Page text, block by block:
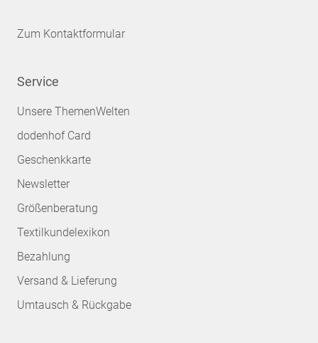
Zum Kontaktformular
Service
Unsere ThemenWelten
dodenhof Card
Geschenkkarte
Newsletter
Größenberatung
Textilkundelexikon
Bezahlung
Versand & Lieferung
Umtausch & Rückgabe